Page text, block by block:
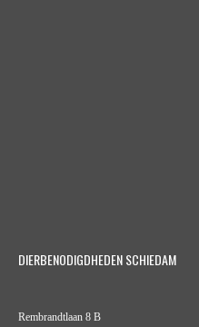
DIERBENODIGDHEDEN SCHIEDAM
Rembrandtlaan 8 B